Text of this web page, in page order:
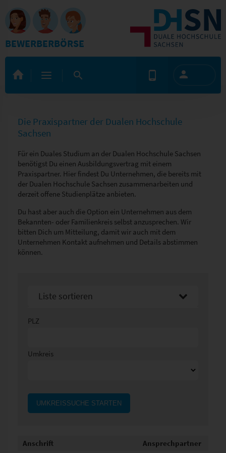
BEWERBERBÖRSE
Die Praxispartner der Dualen Hochschule
Sachsen
Für ein Duales Studium an der Dualen Hochschule Sachsen
benötigst Du einen Ausbildungsvertrag mit einem
Praxispartner. Hier findest Du Unternehmen, die bereits mit
der Dualen Hochschule Sachsen zusammenarbeiten und
derzeit offene Studienplätze anbieten.
Du hast aber auch die Option ein Unternehmen aus dem
Bekannten- oder Familienkreis selbst anzusprechen. Wir
bitten Dich um Mitteilung, damit wir auch mit dem
Unternehmen Kontakt aufnehmen und Details abstimmen
können.
Liste sortieren
PLZ
Umkreis
UMKREISSUCHE STARTEN
Anschrift
Ansprechpartner